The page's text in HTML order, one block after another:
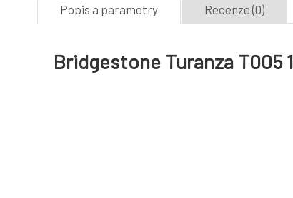
Popis a parametry Recenze (0)
Bridgestone Turanza T005